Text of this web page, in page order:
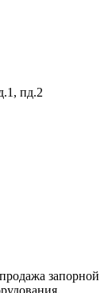
пд.2
запорной